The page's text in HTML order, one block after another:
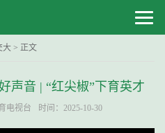
大 > 正文
声音 | “红尖椒”下育英才
电视台 时间：2025-10-30